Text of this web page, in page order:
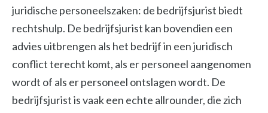
juridische personeelszaken: de bedrijfsjurist biedt
rechtshulp. De bedrijfsjurist kan bovendien een
advies uitbrengen als het bedrijf in een juridisch
conflict terecht komt, als er personeel aangenomen
wordt of als er personeel ontslagen wordt. De
bedrijfsjurist is vaak een echte allrounder, die zich